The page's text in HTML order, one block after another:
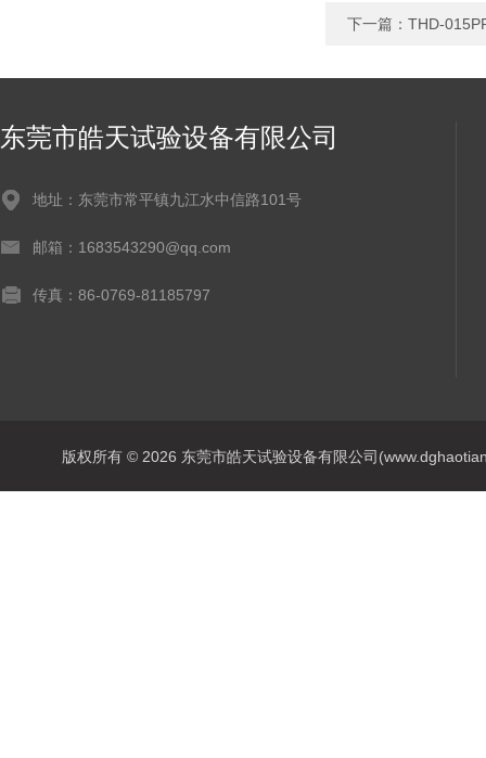
下一篇： THD-
东莞市皓天试验设备有限公司
地址：东莞市常平镇九江水中信路101号
邮箱：1683543290@qq.com
传真：86-0769-81185797
版权所有 © 2026 东莞市皓天试验设备有限公司